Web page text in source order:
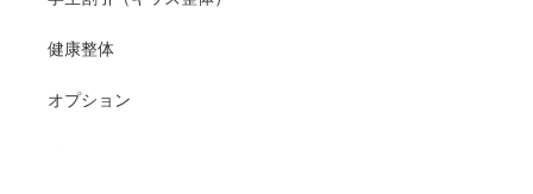
健康整体
オプション